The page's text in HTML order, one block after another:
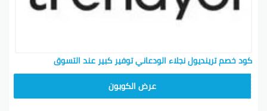
كود خصم ترينديول نجلاء الودعاني توفير كبير عند التسوق
عرض الكوبون